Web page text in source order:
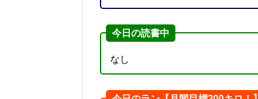
今日の読書中
なし